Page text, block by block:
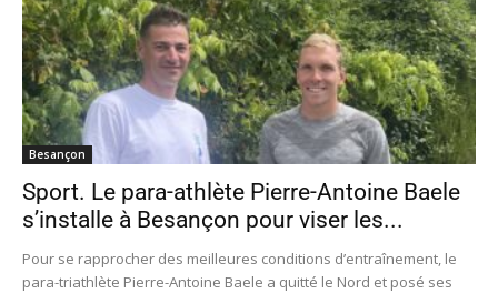
Besançon
Sport. Le para-athlète Pierre-Antoine Baele
s’installe à Besançon pour viser les...
Pour se rapprocher des meilleures conditions d’entraînement, le
para-triathlète Pierre-Antoine Baele a quitté le Nord et posé ses